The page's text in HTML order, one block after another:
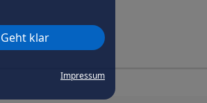
Geht klar
Impressum